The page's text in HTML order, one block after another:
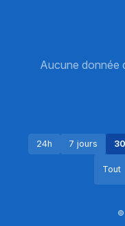
Aucune donnée
24h 7 jours
Tout
©